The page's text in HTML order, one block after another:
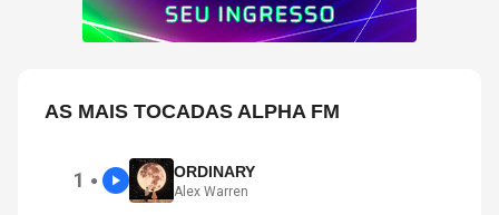
AS MAIS TOCADAS ALPHA FM
1 ● ORDINARY
Alex Warren